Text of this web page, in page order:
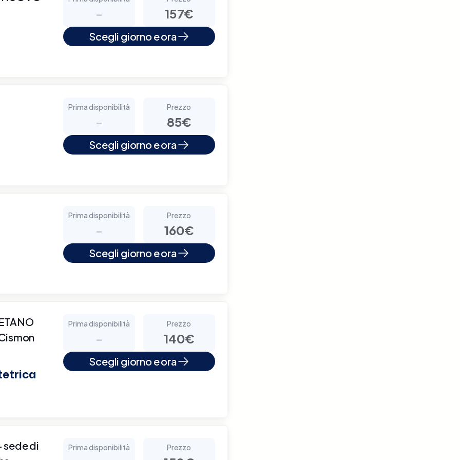
- 157€
Scegli giorno e ora
Prima disponibilità
-
Prezzo
85€
Scegli giorno e ora
Prima disponibilità
-
Prezzo
160€
Scegli giorno e ora
Prima disponibilità
-
Prezzo
140€
Scegli giorno e ora
sede di
Prima disponibilità Prezzo